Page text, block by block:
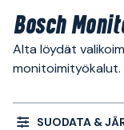
Bosch
Alta löydät
monitoimityökalut.
SUODATA &